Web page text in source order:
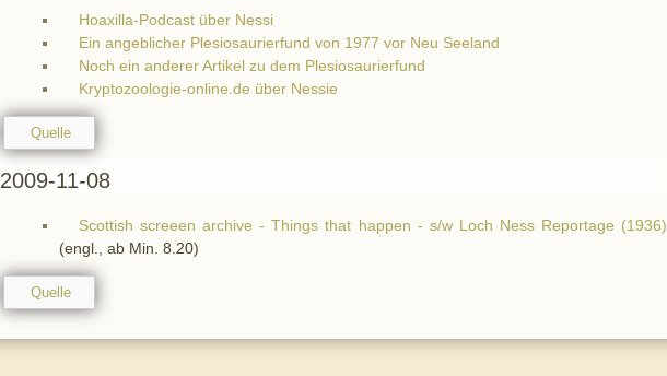
Hoaxilla-Podcast über Nessi
Ein angeblicher Plesiosaurierfund von 1977 vor Neu Seeland
Noch ein anderer Artikel zu dem Plesiosaurierfund
Kryptozoologie-online.de über Nessie
Quelle
2009-11-08
Scottish screeen archive - Things that happen - s/w Loch Ness Reportage (1936)
(engl., ab Min. 8.20)
Quelle